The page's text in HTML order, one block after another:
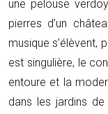
une pelouse
pierres d’un
musique s’élèvent,
est singulière, le
entoure et la
dans les jardins